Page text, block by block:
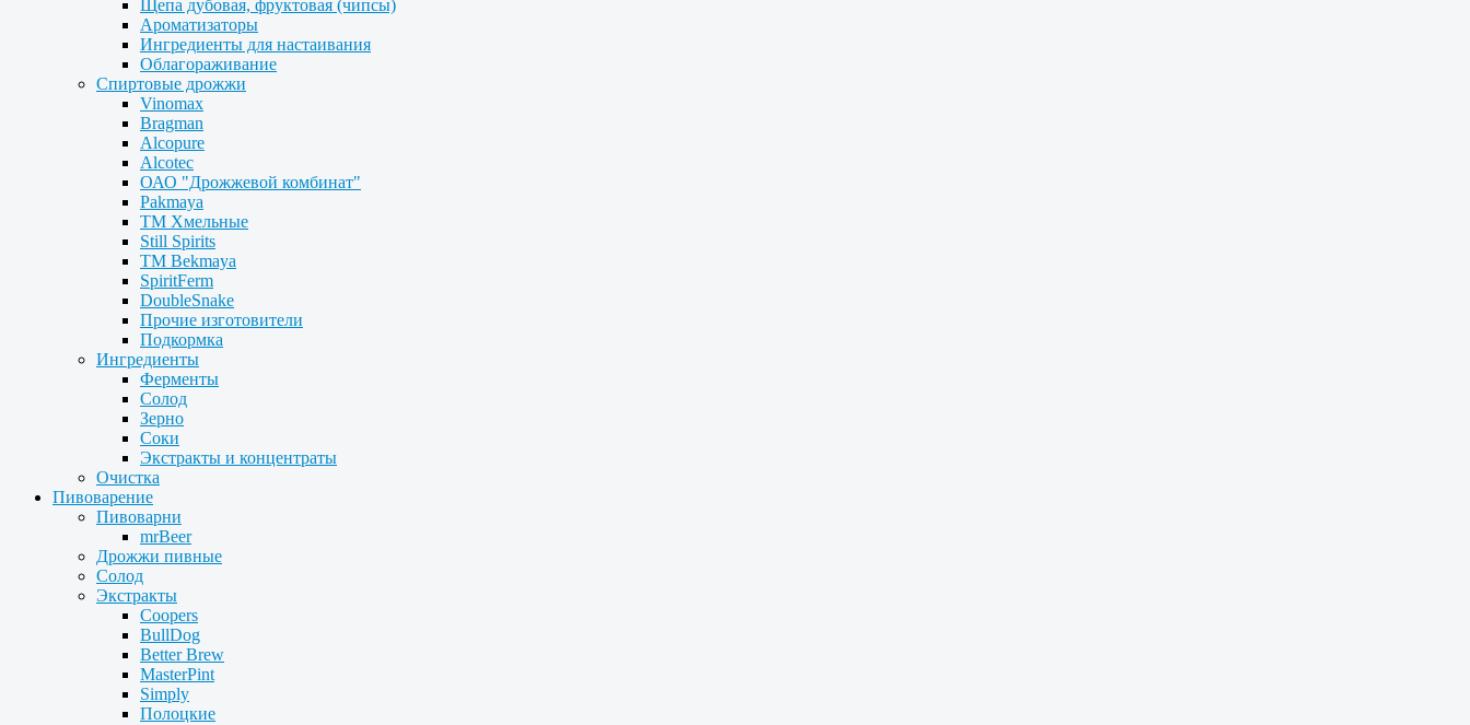
Щепа дубовая, фруктовая (чипсы)
Ароматизаторы
Ингредиенты для настаивания
Облагораживание
Спиртовые дрожжи
Vinomax
Bragman
Alcopure
Alcotec
ОАО "Дрожжевой комбинат"
Pakmaya
ТМ Хмельные
Still Spirits
ТМ Bekmaya
SpiritFerm
DoubleSnake
Прочие изготовители
Подкормка
Ингредиенты
Ферменты
Солод
Зерно
Соки
Экстракты и концентраты
Очистка
Пивоварение
Пивоварни
mrBeer
Дрожжи пивные
Солод
Экстракты
Coopers
BullDog
Better Brew
MasterPint
Simply
Полоцкие